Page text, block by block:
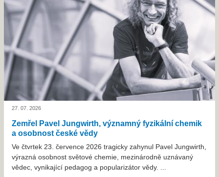
27. 07. 2026
Zemřel Pavel Jungwirth, významný fyzikální chemik
a osobnost české vědy
Ve čtvrtek 23. července 2026 tragicky zahynul Pavel Jungwirth,
výrazná osobnost světové chemie, mezinárodně uznávaný
vědec, vynikající pedagog a popularizátor vědy. ...